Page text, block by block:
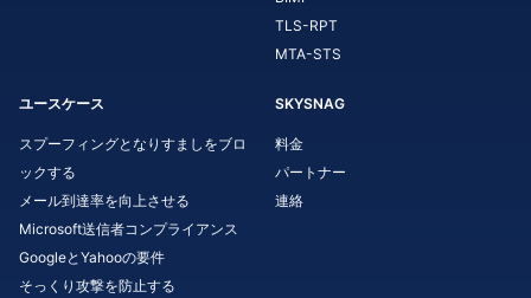
TLS-RPT
MTA-STS
ユースケース
スプーフィングとなりすましをブロ
ックする
メール到達率を向上させる
Microsoft送信者コンプライアンス
GoogleとYahooの要件
そっくり攻撃を防止する
SKYSNAG
料金
パートナー
連絡